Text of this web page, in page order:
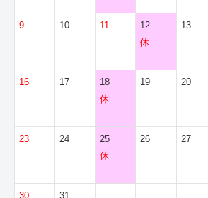
9 10 11
12
休
13
16 17
18
休
19 20
23 24
25
休
26 27
30 31